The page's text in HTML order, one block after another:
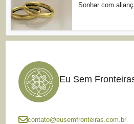
Sonhar com
Eu Sem
contato@eusemfronteiras.com.br